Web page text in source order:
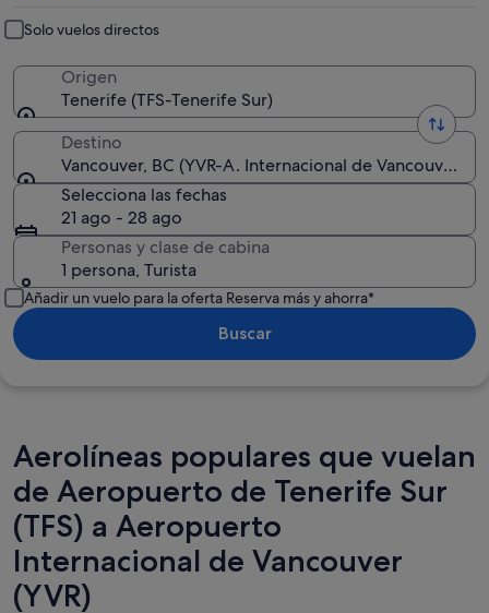
ventana
nueva
Solo vuelos directos
Origen
Tenerife (TFS-Tenerife Sur)
Destino
Vancouver, BC (YVR-A. Internacional de Vancouver)
Selecciona las fechas
21 ago - 28 ago
Personas y clase de cabina
1 persona, Turista
Añadir un vuelo para la oferta Reserva más y ahorra*
Buscar
Aerolíneas populares que vuelan
de Aeropuerto de Tenerife Sur
(TFS) a Aeropuerto
Internacional de Vancouver
(YVR)